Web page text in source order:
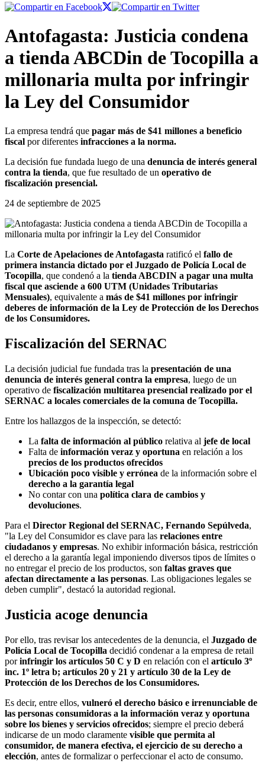
Antofagasta: Justicia condena
a tienda ABCDin de Tocopilla a
millonaria multa por infringir
la Ley del Consumidor
La empresa tendrá que pagar más de $41 millones a beneficio
fiscal por diferentes infracciones a la norma.
La decisión fue fundada luego de una denuncia de interés general
contra la tienda, que fue resultado de un operativo de
fiscalización presencial.
24 de septiembre de 2025
La Corte de Apelaciones de Antofagasta ratificó el fallo de
primera instancia dictado por el Juzgado de Policía Local de
Tocopilla, que condenó a la tienda ABCDIN a pagar una multa
fiscal que asciende a 600 UTM (Unidades Tributarias
Mensuales), equivalente a más de $41 millones por infringir
deberes de información de la Ley de Protección de los Derechos
de los Consumidores.
Fiscalización del SERNAC
La decisión judicial fue fundada tras la presentación de una
denuncia de interés general contra la empresa, luego de un
operativo de fiscalización multitarea presencial realizado por el
SERNAC a locales comerciales de la comuna de Tocopilla.
Entre los hallazgos de la inspección, se detectó:
La falta de información al público relativa al jefe de local
Falta de información veraz y oportuna en relación a los
precios de los productos ofrecidos
Ubicación poco visible y errónea de la información sobre el
derecho a la garantía legal
No contar con una política clara de cambios y
devoluciones.
Para el Director Regional del SERNAC, Fernando Sepúlveda,
"la Ley del Consumidor es clave para las relaciones entre
ciudadanos y empresas. No exhibir información básica, restricción
el derecho a la garantía legal imponiendo diversos tipos de límites o
no entregar el precio de los productos, son faltas graves que
afectan directamente a las personas. Las obligaciones legales se
deben cumplir", destacó la autoridad regional.
Justicia acoge denuncia
Por ello, tras revisar los antecedentes de la denuncia, el Juzgado de
Policía Local de Tocopilla decidió condenar a la empresa de retail
porinfringir los artículos 50 C y D en relación con el artículo 3º
inc. 1º letra b; artículos 20 y 21 y artículo 30 de la Ley de
Protección de los Derechos de los Consumidores.
Es decir, entre ellos, vulneró el derecho básico e irrenunciable de
las personas consumidoras a la información veraz y oportuna
sobre los bienes y servicios ofrecidos; siempre el precio deberá
indicarse de un modo claramente visible que permita al
consumidor, de manera efectiva, el ejercicio de su derecho a
elección, antes de formalizar o perfeccionar el acto de consumo.